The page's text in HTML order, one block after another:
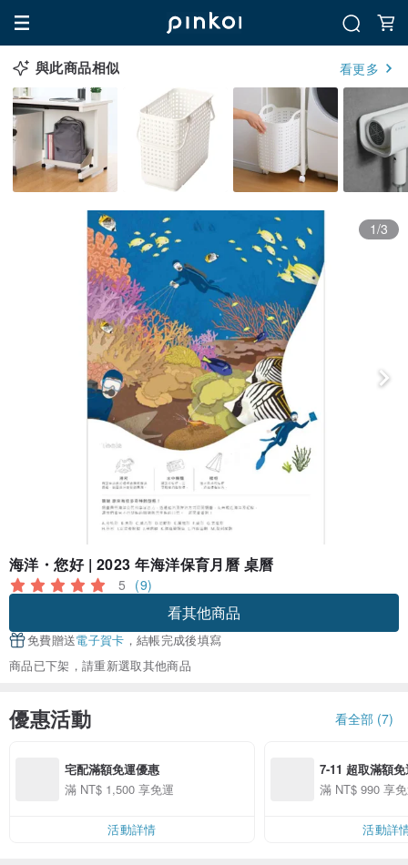
與此商品相似 看更多
1/3
海洋・您好 | 2023 年海洋保育月曆 桌曆
5 (9)
看其他商品
免費贈送電子賀卡 ，結帳完成後填寫
商品已下架，請重新選取其他商品
優惠活動 看全部 (7)
宅配滿額免運優惠
滿 NT$ 1,500 享免運
活動詳情
7-11 超取滿額
滿 NT$ 990 享
活動詳